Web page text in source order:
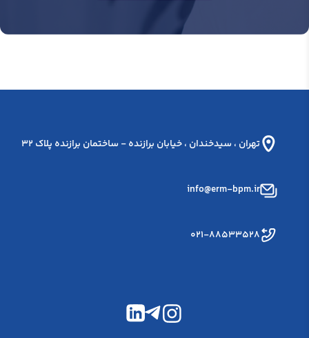
تهران ، سيدخندان ، خيابان برازنده - ساختمان برازنده پلاک 32
info@erm-bpm.ir
۰۲۱-۸۸۵۳۳۵۲۸